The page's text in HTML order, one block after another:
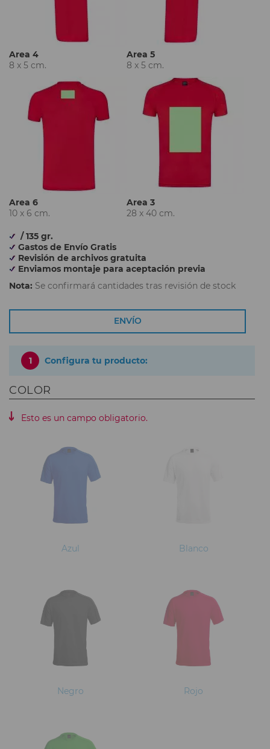
Area 4
8 x 5 cm.
Area 5
8 x 5 cm.
Area 6
10 x 6 cm.
Area 3
28 x 40 cm.
/ 135 gr.
Gastos de Envío Gratis
Revisión de archivos gratuita
Enviamos montaje para aceptación previa
Nota: Se confirmará cantidades tras revisión de stock
ENVÍO
1 Configura tu producto:
COLOR
Esto es un campo obligatorio.
Azul Blanco
Negro Rojo